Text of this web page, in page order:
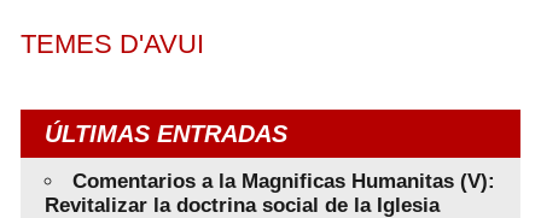
TEMES D'AVUI
ÚLTIMAS ENTRADAS
Comentarios a la Magnificas Humanitas (V):
Revitalizar la doctrina social de la Iglesia